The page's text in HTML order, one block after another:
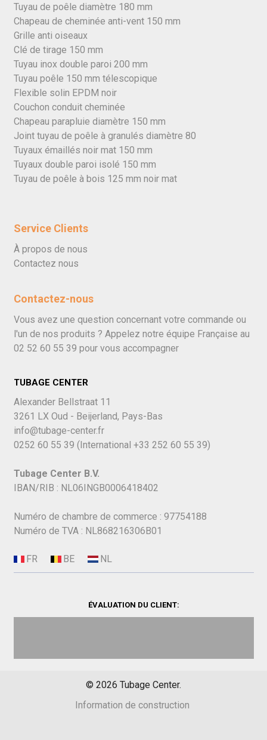
Tuyau de poêle diamètre 180 mm
Chapeau de cheminée anti-vent 150 mm
Grille anti oiseaux
Clé de tirage 150 mm
Tuyau inox double paroi 200 mm
Tuyau poêle 150 mm télescopique
Flexible solin EPDM noir
Couchon conduit cheminée
Chapeau parapluie diamètre 150 mm
Joint tuyau de poêle à granulés diamètre 80
Tuyaux émaillés noir mat 150 mm
Tuyaux double paroi isolé 150 mm
Tuyau de poêle à bois 125 mm noir mat
Service Clients
À propos de nous
Contactez nous
Contactez-nous
Vous avez une question concernant votre commande ou
l'un de nos produits ? Appelez notre équipe Française au
02 52 60 55 39 pour vous accompagner
TUBAGE CENTER
Alexander Bellstraat 11
3261 LX Oud - Beijerland, Pays-Bas
info@tubage-center.fr
0252 60 55 39 (International +33 252 60 55 39)
Tubage Center B.V.
IBAN/RIB : NL06INGB0006418402
Numéro de chambre de commerce : 97754188
Numéro de TVA : NL868216306B01
ÉVALUATION DU CLIENT:
© 2026 Tubage Center.
Information de construction